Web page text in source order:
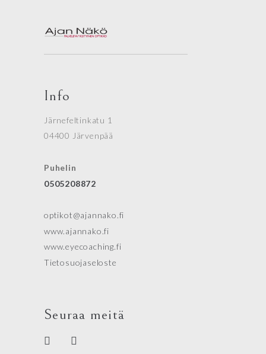
Info
Järnefeltinkatu 1
04400 Järvenpää
Puhelin
0505208872
optikot@ajannako.fi
www.ajannako.fi
www.eyecoaching.fi
Tietosuojaseloste
Seuraa meitä